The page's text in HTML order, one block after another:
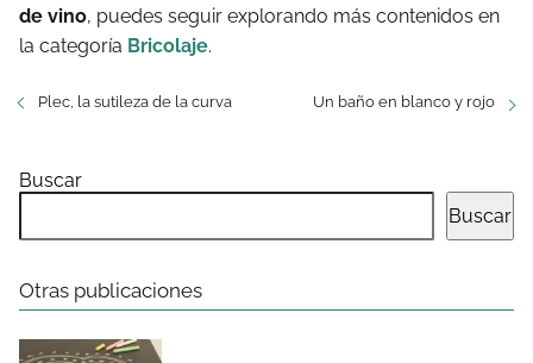
de vino, puedes seguir explorando más contenidos en
la categoría Bricolaje.
Plec, la sutileza de la curva Un baño en blanco y rojo
Buscar
Buscar
Otras publicaciones